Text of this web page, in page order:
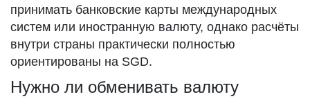
принимать банковские карты международных
систем или иностранную валюту, однако расчёты
внутри страны практически полностью
ориентированы на SGD.
Нужно ли обменивать валюту